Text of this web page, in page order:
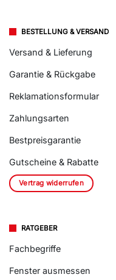
BESTELLUNG & VERSAND
Versand & Lieferung
Garantie & Rückgabe
Reklamationsformular
Zahlungsarten
Bestpreisgarantie
Gutscheine & Rabatte
Vertrag widerrufen
RATGEBER
Fachbegriffe
Fenster ausmessen